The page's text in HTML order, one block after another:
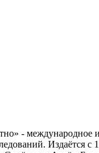
- международное
Издаётся с